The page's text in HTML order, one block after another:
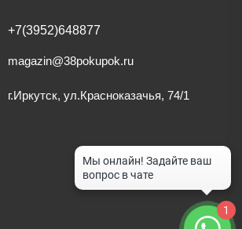
+7(3952)648877
magazin@38pokupok.ru
г.Иркутск, ул.Красноказачья, 74/1
1